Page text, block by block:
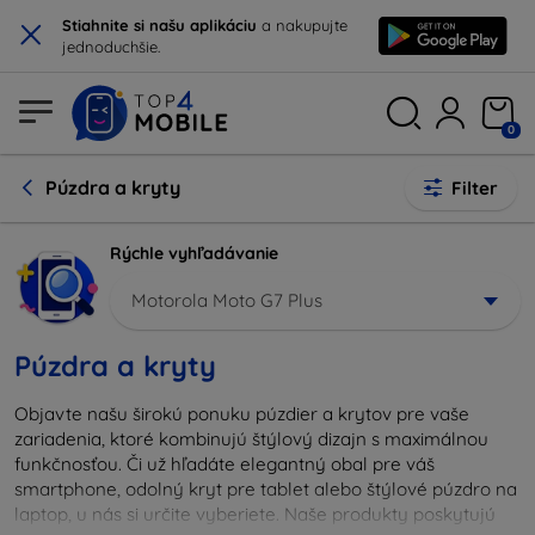
× Stiahnite si našu aplikáciu a nakupujte
jednoduchšie.
0
Púzdra a kryty Filter
Rýchle vyhľadávanie
Motorola Moto G7 Plus
Púzdra a kryty
Objavte našu širokú ponuku púzdier a krytov pre vaše
zariadenia, ktoré kombinujú štýlový dizajn s maximálnou
funkčnosťou. Či už hľadáte elegantný obal pre váš
smartphone, odolný kryt pre tablet alebo štýlové púzdro na
laptop, u nás si určite vyberiete. Naše produkty poskytujú